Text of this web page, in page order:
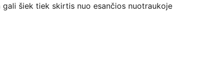
gali šiek tiek skirtis nuo esančios nuotraukoje